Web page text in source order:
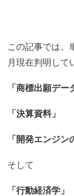
この記事では、
月現在判明して
「商標出願デー
「決算資料」
「開発エンジン
そして
「行動経済学」